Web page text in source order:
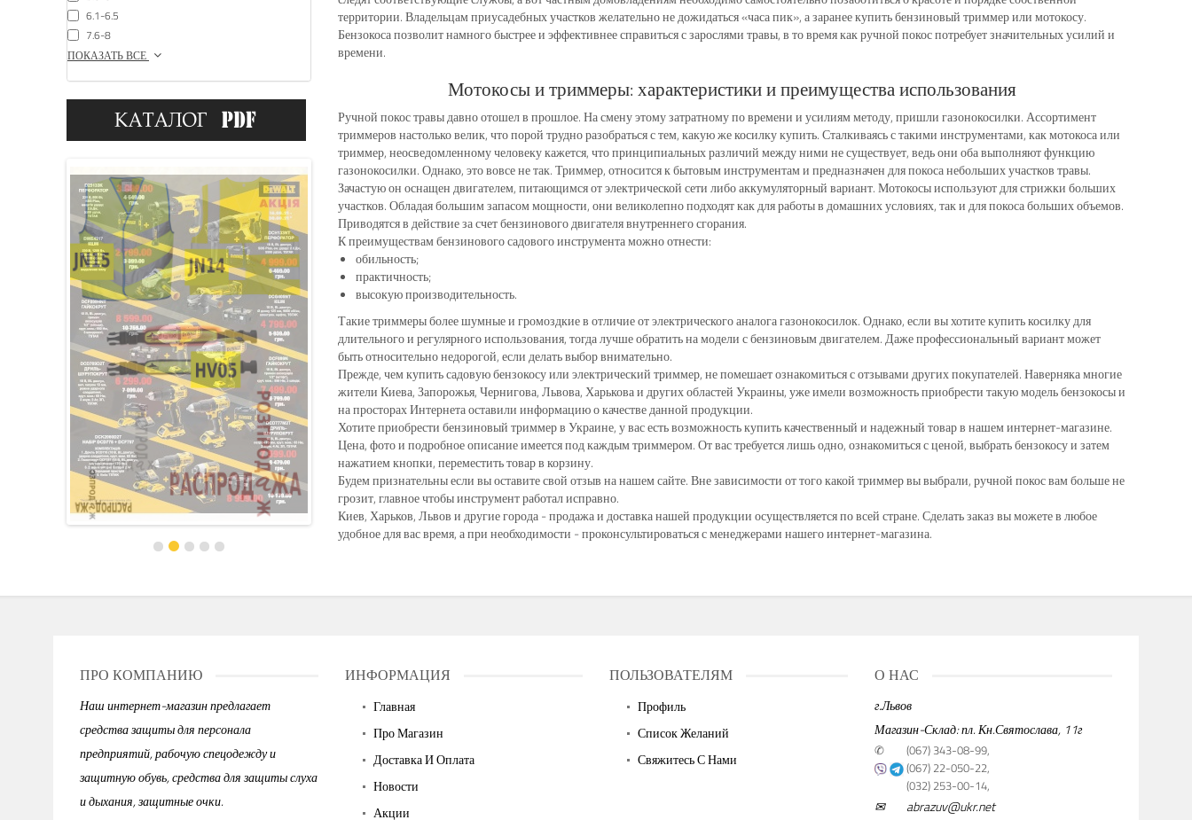
6.1-6.5
7.6-8
ПОКАЗАТЬ ВСЕ
территории. Владельцам приусадебных участков желательно не дожидаться «часа пик», а заранее купить бензиновый триммер или мотокосу.
Бензокоса позволит намного быстрее и эффективнее справиться с зарослями травы, в то время как ручной покос потребует значительных усилий и
времени.
Мотокосы и триммеры: характеристики и преимущества использования
Ручной покос травы давно отошел в прошлое. На смену этому затратному по времени и усилиям методу, пришли газонокосилки. Ассортимент
триммеров настолько велик, что порой трудно разобраться с тем, какую же косилку купить. Сталкиваясь с такими инструментами, как мотокоса или
триммер, неосведомленному человеку кажется, что принципиальных различий между ними не существует, ведь они оба выполняют функцию
газонокосилки. Однако, это вовсе не так. Триммер, относится к бытовым инструментам и предназначен для покоса небольших участков травы.
Зачастую он оснащен двигателем, питающимся от электрической сети либо аккумуляторный вариант. Мотокосы используют для стрижки больших
участков. Обладая большим запасом мощности, они великолепно подходят как для работы в домашних условиях, так и для покоса больших объемов.
Приводятся в действие за счет бензинового двигателя внутреннего сгорания.
К преимуществам бензинового садового инструмента можно отнести:
обильность;
практичность;
высокую производительность.
Такие триммеры более шумные и громоздкие в отличие от электрического аналога газонокосилок. Однако, если вы хотите купить косилку для
длительного и регулярного использования, тогда лучше обратить на модели с бензиновым двигателем. Даже профессиональный вариант может
быть относительно недорогой, если делать выбор внимательно.
Прежде, чем купить садовую бензокосу или электрический триммер, не помешает ознакомиться с отзывами других покупателей. Наверняка многие
жители Киева, Запорожья, Чернигова, Львова, Харькова и других областей Украины, уже имели возможность приобрести такую модель бензокосы и
на просторах Интернета оставили информацию о качестве данной продукции.
Хотите приобрести бензиновый триммер в Украине, у вас есть возможность купить качественный и надежный товар в нашем интернет-магазине.
Цена, фото и подробное описание имеется под каждым триммером. От вас требуется лишь одно, ознакомиться с ценой, выбрать бензокосу и затем
нажатием кнопки, переместить товар в корзину.
Будем признательны если вы оставите свой отзыв на нашем сайте. Вне зависимости от того какой триммер вы выбрали, ручной покос вам больше не
грозит, главное чтобы инструмент работал исправно.
Киев, Харьков, Львов и другие города - продажа и доставка нашей продукции осуществляется по всей стране. Сделать заказ вы можете в любое
удобное для вас время, а при необходимости - проконсультироваться с менеджерами нашего интернет-магазина.
ПРО КОМПАНИЮ
Наш интернет-магазин предлагает
средства защиты для персонала
предприятий, рабочую спецодежду и
защитную обувь, средства для защиты слуха
и дыхания, защитные очки.
ИНФОРМАЦИЯ
Главная
Про Магазин
Доставка И Оплата
Новости
Акции
ПОЛЬЗОВАТЕЛЯМ
Профиль
Список Желаний
Свяжитесь С Нами
О НАС
г.Львов
Магазин-Склад: пл. Кн.Святослава, 11г
✆
(067) 343-08-99,
(067) 22-050-22,
(032) 253-00-14,
✉ abrazuv@ukr.net